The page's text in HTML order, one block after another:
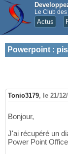
Le Club
Actus
Powerpoint :
Tonio3179, le 21/
Bonjour,
J'ai récupéré un
Power Point